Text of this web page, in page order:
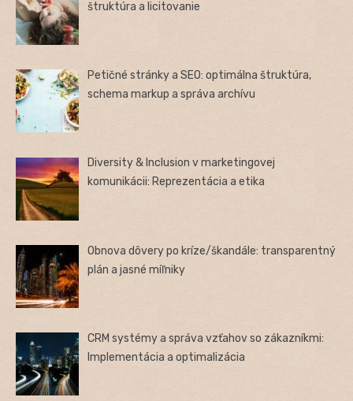
štruktúra a licitovanie
Petičné stránky a SEO: optimálna štruktúra,
schema markup a správa archívu
Diversity & Inclusion v marketingovej
komunikácii: Reprezentácia a etika
Obnova dôvery po kríze/škandále: transparentný
plán a jasné míľniky
CRM systémy a správa vzťahov so zákazníkmi:
Implementácia a optimalizácia